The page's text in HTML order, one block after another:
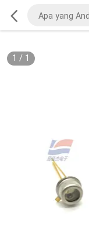
1 / 1